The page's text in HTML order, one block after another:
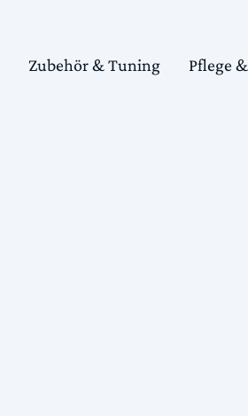
Zubehör & Tuning
Pflege